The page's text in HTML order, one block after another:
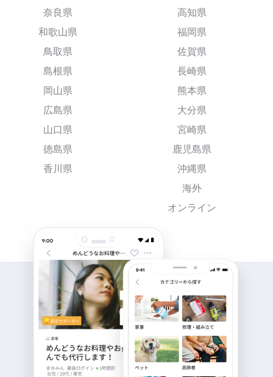
奈良県
和歌山県
鳥取県
島根県
岡山県
広島県
山口県
徳島県
香川県
高知県
福岡県
佐賀県
長崎県
熊本県
大分県
宮崎県
鹿児島県
沖縄県
海外
オンライン